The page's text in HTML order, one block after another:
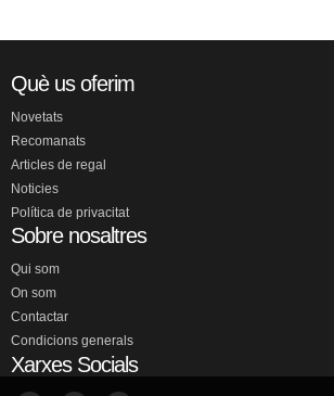
Què us oferim
Novetats
Recomanats
Articles de regal
Noticies
Política de privacitat
Sobre nosaltres
Qui som
On som
Contactar
Condicions generals
Xarxes Socials